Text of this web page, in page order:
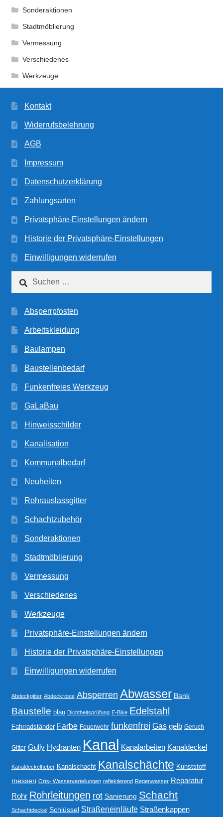
Sonderaktionen
Stadtmöblierung
Vermessung
Verschiedenes
Werkzeuge
Kontakt
Widerrufsbelehrung
AGB
Impressum
Datenschutzerklärung
Zahlungsarten
Privatsphäre-Einstellungen ändern
Historie der Privatsphäre-Einstellungen
Einwilligungen widerrufen
Suchen
nach:
Absperrpfosten
Arbeitskleidung
Baulampen
Baustellenbedarf
Funkenfreies Werkzeug
GaLaBau
Hinweisschilder
Kanalisation
Kommunalbedarf
Neuheiten
Rohrauslassgitter
Schachtzubehör
Sonderaktionen
Stadtmöblierung
Vermessung
Verschiedenes
Werkzeuge
Privatsphäre-Einstellungen ändern
Historie der Privatsphäre-Einstellungen
Einwilligungen widerrufen
Abdeckgitter Abdeckroste Absperren Abwasser Bank
Baustelle blau Dichtheitsprüfung E-Bike Edelstahl
Fahrradständer Farbe Feuerwehr funkenfrei Gas gelb Geruch
Gitter Gully Hydranten Kanal Kanalarbeiten Kanaldeckel
Kanaldeckelheber Kanalschacht Kanalschächte Kunststoff
messen Orts- Wasserverteilungen reflektierend Regenwasser Reparatur
Rohr Rohrleitungen rot Sanierung Schacht
Schachtdeckel Schlüssel Straßeneinläufe Straßenkappen